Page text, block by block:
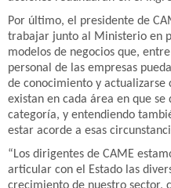
Por último, el presidente de
trabajar junto al Ministerio en
modelos de negocios que,
personal de las empresas
de conocimiento y actualizarse
existan en cada área en que
categoría, y entendiendo
estar acorde a esas
“Los dirigentes de CAME
articular con el Estado las